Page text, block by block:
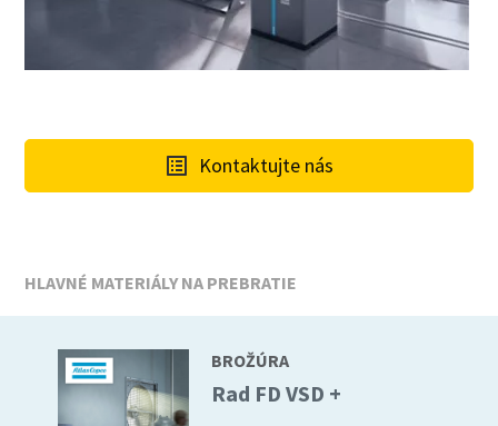
Kontaktujte nás
HLAVNÉ MATERIÁLY NA PREBRATIE
BROŽÚRA
Rad FD VSD +